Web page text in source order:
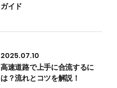
ガイド
2025.07.10
高速道路で上手に合流するに
は？流れとコツを解説！